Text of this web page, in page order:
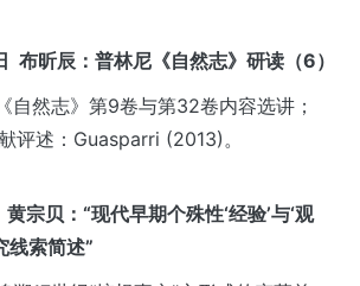
布昕辰：普林尼《自然志》研读（6）
自然志》第9卷与第32卷内容选讲；
评述：Guasparri (2013)。
黄宗贝：“现代早期个殊性‘经验’与‘观
索简述”